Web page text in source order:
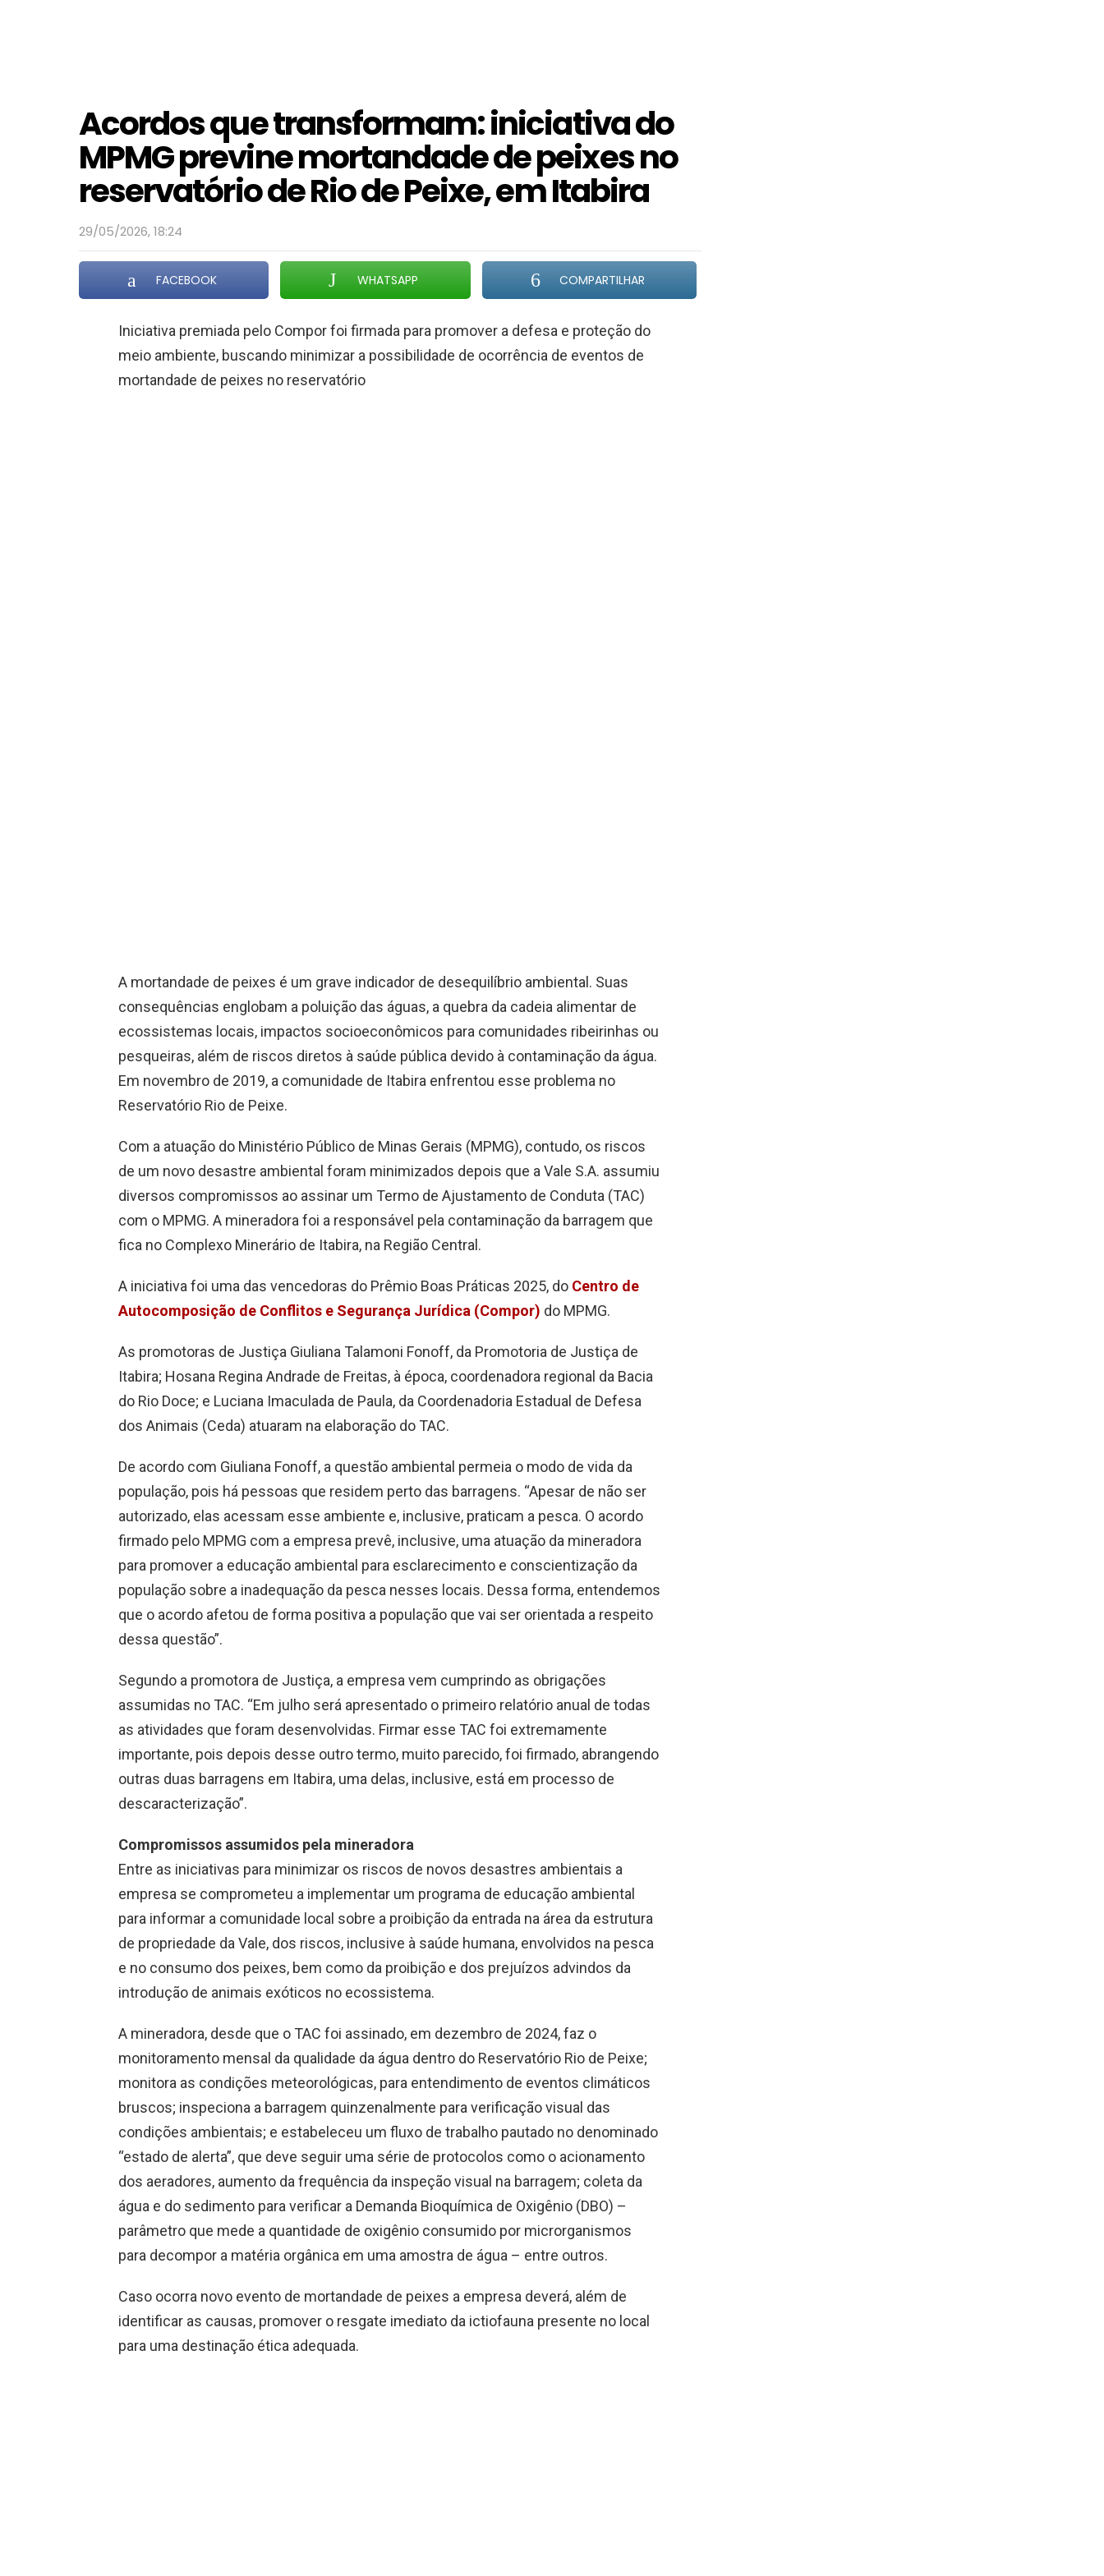
Acordos que transformam: iniciativa do
MPMG previne mortandade de peixes no
reservatório de Rio de Peixe, em Itabira
29/05/2026, 18:24
FACEBOOK WHATSAPP COMPARTILHAR
Iniciativa premiada pelo Compor foi firmada para promover a defesa e proteção do
meio ambiente, buscando minimizar a possibilidade de ocorrência de eventos de
mortandade de peixes no reservatório
A mortandade de peixes é um grave indicador de desequilíbrio ambiental. Suas
consequências englobam a poluição das águas, a quebra da cadeia alimentar de
ecossistemas locais, impactos socioeconômicos para comunidades ribeirinhas ou
pesqueiras, além de riscos diretos à saúde pública devido à contaminação da água.
Em novembro de 2019, a comunidade de Itabira enfrentou esse problema no
Reservatório Rio de Peixe.
Com a atuação do Ministério Público de Minas Gerais (MPMG), contudo, os riscos
de um novo desastre ambiental foram minimizados depois que a Vale S.A. assumiu
diversos compromissos ao assinar um Termo de Ajustamento de Conduta (TAC)
com o MPMG. A mineradora foi a responsável pela contaminação da barragem que
fica no Complexo Minerário de Itabira, na Região Central.
A iniciativa foi uma das vencedoras do Prêmio Boas Práticas 2025, do Centro de
Autocomposição de Conflitos e Segurança Jurídica (Compor) do MPMG.
As promotoras de Justiça Giuliana Talamoni Fonoff, da Promotoria de Justiça de
Itabira; Hosana Regina Andrade de Freitas, à época, coordenadora regional da Bacia
do Rio Doce; e Luciana Imaculada de Paula, da Coordenadoria Estadual de Defesa
dos Animais (Ceda) atuaram na elaboração do TAC.
De acordo com Giuliana Fonoff, a questão ambiental permeia o modo de vida da
população, pois há pessoas que residem perto das barragens. “Apesar de não ser
autorizado, elas acessam esse ambiente e, inclusive, praticam a pesca. O acordo
firmado pelo MPMG com a empresa prevê, inclusive, uma atuação da mineradora
para promover a educação ambiental para esclarecimento e conscientização da
população sobre a inadequação da pesca nesses locais. Dessa forma, entendemos
que o acordo afetou de forma positiva a população que vai ser orientada a respeito
dessa questão”.
Segundo a promotora de Justiça, a empresa vem cumprindo as obrigações
assumidas no TAC. “Em julho será apresentado o primeiro relatório anual de todas
as atividades que foram desenvolvidas. Firmar esse TAC foi extremamente
importante, pois depois desse outro termo, muito parecido, foi firmado, abrangendo
outras duas barragens em Itabira, uma delas, inclusive, está em processo de
descaracterização”.
Compromissos assumidos pela mineradora
Entre as iniciativas para minimizar os riscos de novos desastres ambientais a
empresa se comprometeu a implementar um programa de educação ambiental
para informar a comunidade local sobre a proibição da entrada na área da estrutura
de propriedade da Vale, dos riscos, inclusive à saúde humana, envolvidos na pesca
e no consumo dos peixes, bem como da proibição e dos prejuízos advindos da
introdução de animais exóticos no ecossistema.
A mineradora, desde que o TAC foi assinado, em dezembro de 2024, faz o
monitoramento mensal da qualidade da água dentro do Reservatório Rio de Peixe;
monitora as condições meteorológicas, para entendimento de eventos climáticos
bruscos; inspeciona a barragem quinzenalmente para verificação visual das
condições ambientais; e estabeleceu um fluxo de trabalho pautado no denominado
“estado de alerta”, que deve seguir uma série de protocolos como o acionamento
dos aeradores, aumento da frequência da inspeção visual na barragem; coleta da
água e do sedimento para verificar a Demanda Bioquímica de Oxigênio (DBO) –
parâmetro que mede a quantidade de oxigênio consumido por microrganismos
para decompor a matéria orgânica em uma amostra de água – entre outros.
Caso ocorra novo evento de mortandade de peixes a empresa deverá, além de
identificar as causas, promover o resgate imediato da ictiofauna presente no local
para uma destinação ética adequada.